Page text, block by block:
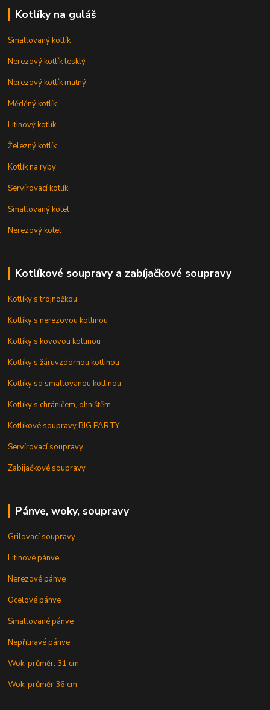
Kotlíky na guláš
Smaltovaný kotlík
Nerezový kotlík lesklý
Nerezový kotlík matný
Měděný kotlík
Litinový kotlík
Železný kotlík
Kotlík na ryby
Servírovací kotlík
Smaltovaný kotel
Nerezový kotel
Kotlíkové soupravy a zabíjačkové soupravy
Kotlíky s trojnožkou
Kotlíky s nerezovou kotlinou
Kotlíky s kovovou kotlinou
Kotlíky s žáruvzdornou kotlinou
Kotlíky so smaltovanou kotlinou
Kotlíky s chráničem, ohništěm
Kotlíkové soupravy BIG PARTY
Servírovací soupravy
Zabijačkové soupravy
Pánve, woky, soupravy
Grilovací soupravy
Litinové pánve
Nerezové pánve
Ocelové pánve
Smaltované pánve
Nepřilnavé pánve
Wok, průměr: 31 cm
Wok, průměr 36 cm